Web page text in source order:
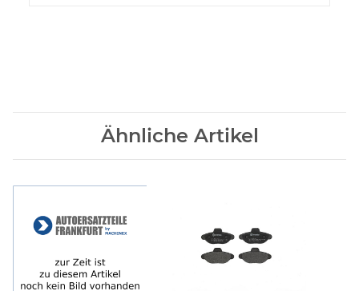
Ähnliche Artikel